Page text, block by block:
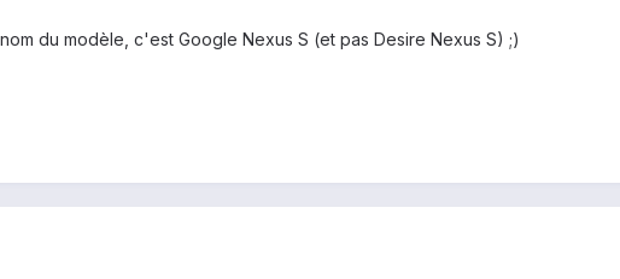
du modèle, c'est Google Nexus S (et pas Desire Nexus S) ;)